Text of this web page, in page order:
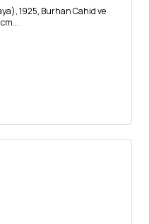
1925, Burhan Cahid ve